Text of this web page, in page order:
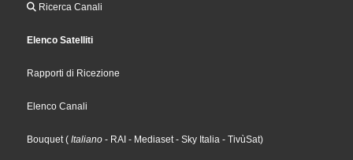
Ricerca Canali
Elenco Satelliti
Rapporti di Ricezione
Elenco Canali
Bouquet ( Italiano - RAI - Mediaset - Sky Italia - TivùSat)